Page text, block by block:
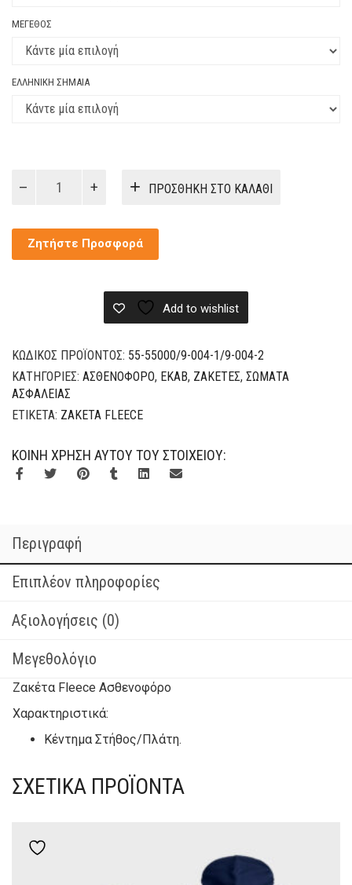
ΜΈΓΕΘΟΣ
ΕΛΛΗΝΙΚΉ ΣΗΜΑΊΑ
ποσότητα
ΠΡΟΣΘΉΚΗ ΣΤΟ ΚΑΛΆΘΙ
Ζητήστε Προσφορά
Add to wishlist
ΚΩΔΙΚΌΣ ΠΡΟΪΌΝΤΟΣ: 55-55000/9-004-1/9-004-2
ΚΑΤΗΓΟΡΊΕΣ: ΑΣΘΕΝΟΦΟΡΟ, ΕΚΑΒ, ΖΑΚΈΤΕΣ, ΣΏΜΑΤΑ
ΑΣΦΑΛΕΊΑΣ
ΕΤΙΚΈΤΑ: ΖΑΚΈΤΑ FLEECE
ΚΟΙΝΉ ΧΡΉΣΗ ΑΥΤΟΎ ΤΟΥ ΣΤΟΙΧΕΊΟΥ:
Περιγραφή
Επιπλέον πληροφορίες
Αξιολογήσεις (0)
Μεγεθολόγιο
Ζακέτα Fleece Ασθενοφόρο
Χαρακτηριστικά:
Κέντημα Στήθος/Πλάτη.
ΣΧΕΤΙΚΆ ΠΡΟΪΌΝΤΑ